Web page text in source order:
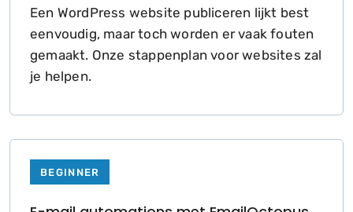
Een WordPress website publiceren lijkt best
eenvoudig, maar toch worden er vaak fouten
gemaakt. Onze stappenplan voor websites zal
je helpen.
BEGINNER